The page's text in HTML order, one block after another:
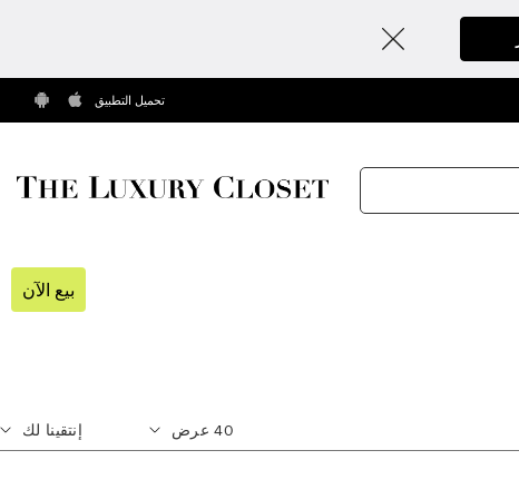
تحميل التطبيق
بيع الآن
40 عرض إنتقينا لك